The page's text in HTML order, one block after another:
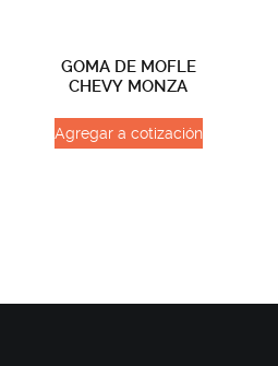
GOMA DE MOFLE
CHEVY MONZA
Agregar a cotización